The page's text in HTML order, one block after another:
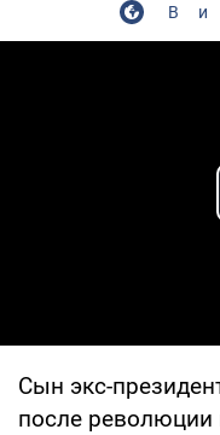
Сын экс-
после революции